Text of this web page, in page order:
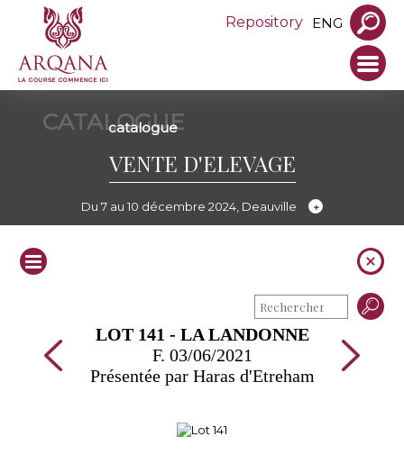
Repository ENG
CATALOGUE
catalogue
VENTE D'ELEVAGE
Du 7 au 10 décembre 2024, Deauville
LOT 141 - LA LANDONNE
F. 03/06/2021
Présentée par Haras d'Etreham